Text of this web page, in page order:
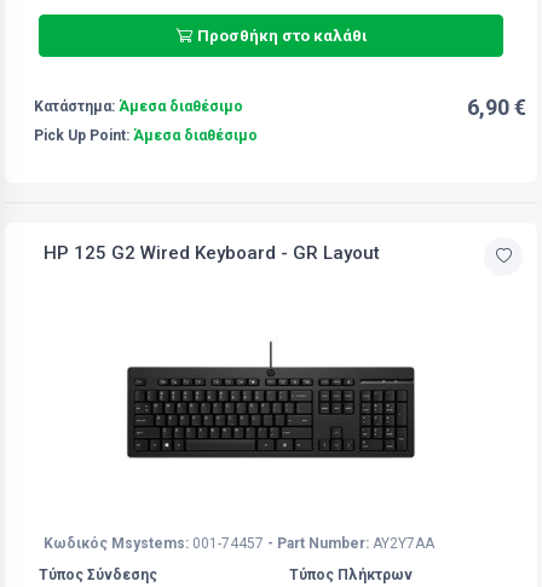
Προσθήκη στο καλάθι
Κατάστημα: Άμεσα διαθέσιμο
Pick Up Point: Άμεσα διαθέσιμο
6,90 €
HP 125 G2 Wired Keyboard - GR Layout
Κωδικός Msystems: 001-74457 - Part Number: AY2Y7AA
Τύπος Σύνδεσης
Τύπος Πλήκτρων